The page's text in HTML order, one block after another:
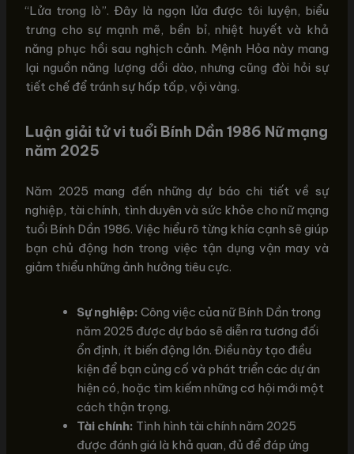
“Lửa trong lò”. Đây là ngọn lửa được tôi luyện, biểu
trưng cho sự mạnh mẽ, bền bỉ, nhiệt huyết và khả
năng phục hồi sau nghịch cảnh. Mệnh Hỏa này mang
lại nguồn năng lượng dồi dào, nhưng cũng đòi hỏi sự
tiết chế để tránh sự hấp tấp, vội vàng.
Luận giải tử vi tuổi Bính Dần 1986 Nữ mạng
năm 2025
Năm 2025 mang đến những dự báo chi tiết về sự
nghiệp, tài chính, tình duyên và sức khỏe cho nữ mạng
tuổi Bính Dần 1986. Việc hiểu rõ từng khía cạnh sẽ giúp
bạn chủ động hơn trong việc tận dụng vận may và
giảm thiểu những ảnh hưởng tiêu cực.
Sự nghiệp: Công việc của nữ Bính Dần trong
năm 2025 được dự báo sẽ diễn ra tương đối
ổn định, ít biến động lớn. Điều này tạo điều
kiện để bạn củng cố và phát triển các dự án
hiện có, hoặc tìm kiếm những cơ hội mới một
cách thận trọng.
Tài chính: Tình hình tài chính năm 2025
được đánh giá là khả quan, đủ để đáp ứng